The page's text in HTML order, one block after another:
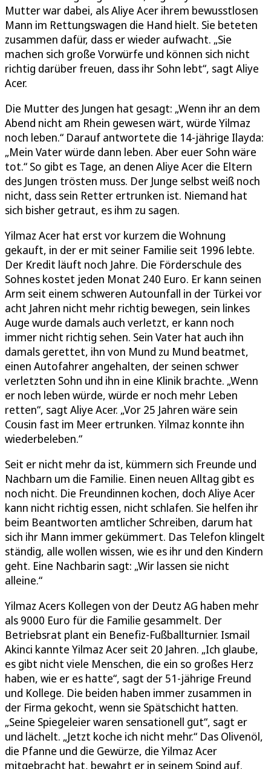
Mutter war dabei, als Aliye Acer ihrem bewusstlosen
Mann im Rettungswagen die Hand hielt. Sie beteten
zusammen dafür, dass er wieder aufwacht. „Sie
machen sich große Vorwürfe und können sich nicht
richtig darüber freuen, dass ihr Sohn lebt“, sagt Aliye
Acer.
Die Mutter des Jungen hat gesagt: „Wenn ihr an dem
Abend nicht am Rhein gewesen wärt, würde Yilmaz
noch leben.“ Darauf antwortete die 14-jährige Ilayda:
„Mein Vater würde dann leben. Aber euer Sohn wäre
tot.“ So gibt es Tage, an denen Aliye Acer die Eltern
des Jungen trösten muss. Der Junge selbst weiß noch
nicht, dass sein Retter ertrunken ist. Niemand hat
sich bisher getraut, es ihm zu sagen.
Yilmaz Acer hat erst vor kurzem die Wohnung
gekauft, in der er mit seiner Familie seit 1996 lebte.
Der Kredit läuft noch Jahre. Die Förderschule des
Sohnes kostet jeden Monat 240 Euro. Er kann seinen
Arm seit einem schweren Autounfall in der Türkei vor
acht Jahren nicht mehr richtig bewegen, sein linkes
Auge wurde damals auch verletzt, er kann noch
immer nicht richtig sehen. Sein Vater hat auch ihn
damals gerettet, ihn von Mund zu Mund beatmet,
einen Autofahrer angehalten, der seinen schwer
verletzten Sohn und ihn in eine Klinik brachte. „Wenn
er noch leben würde, würde er noch mehr Leben
retten“, sagt Aliye Acer. „Vor 25 Jahren wäre sein
Cousin fast im Meer ertrunken. Yilmaz konnte ihn
wiederbeleben.“
Seit er nicht mehr da ist, kümmern sich Freunde und
Nachbarn um die Familie. Einen neuen Alltag gibt es
noch nicht. Die Freundinnen kochen, doch Aliye Acer
kann nicht richtig essen, nicht schlafen. Sie helfen ihr
beim Beantworten amtlicher Schreiben, darum hat
sich ihr Mann immer gekümmert. Das Telefon klingelt
ständig, alle wollen wissen, wie es ihr und den Kindern
geht. Eine Nachbarin sagt: „Wir lassen sie nicht
alleine.“
Yilmaz Acers Kollegen von der Deutz AG haben mehr
als 9000 Euro für die Familie gesammelt. Der
Betriebsrat plant ein Benefiz-Fußballturnier. Ismail
Akinci kannte Yilmaz Acer seit 20 Jahren. „Ich glaube,
es gibt nicht viele Menschen, die ein so großes Herz
haben, wie er es hatte“, sagt der 51-jährige Freund
und Kollege. Die beiden haben immer zusammen in
der Firma gekocht, wenn sie Spätschicht hatten.
„Seine Spiegeleier waren sensationell gut“, sagt er
und lächelt. „Jetzt koche ich nicht mehr.“ Das Olivenöl,
die Pfanne und die Gewürze, die Yilmaz Acer
mitgebracht hat, bewahrt er in seinem Spind auf.